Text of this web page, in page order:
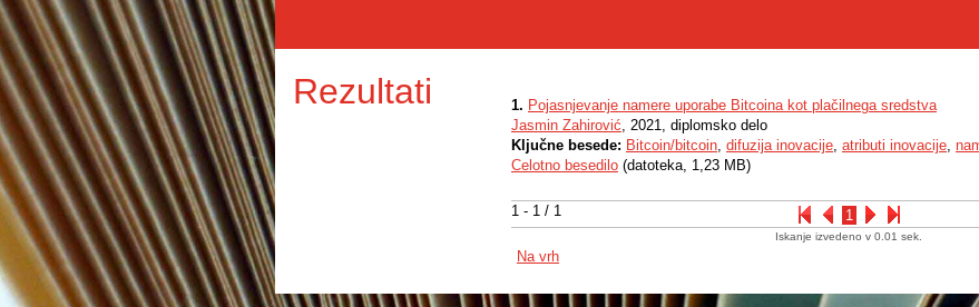
Rezultati
1 - 1 / 1 1
1. Pojasnjevanje namere uporabe Bitcoina kot plačilnega sredstva
Jasmin Zahirović, 2021, diplomsko delo
Ključne besede: Bitcoin/bitcoin, difuzija inovacije, atributi inovacije,
Celotno besedilo (datoteka, 1,23 MB)
Iskanje izvedeno v 0.01 sek.
Na vrh